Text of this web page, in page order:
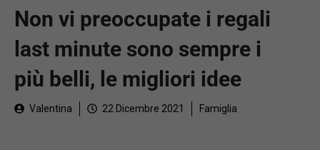
Non vi preoccupate i regali
last minute sono sempre i
più belli, le migliori idee
Valentina 22 Dicembre 2021 Famiglia